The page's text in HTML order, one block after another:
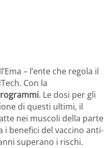
– l’ente che regola il
Con la
. Le dosi per gli
di questi ultimi, il
nei muscoli della parte
i benefici del vaccino anti-
superano i rischi.